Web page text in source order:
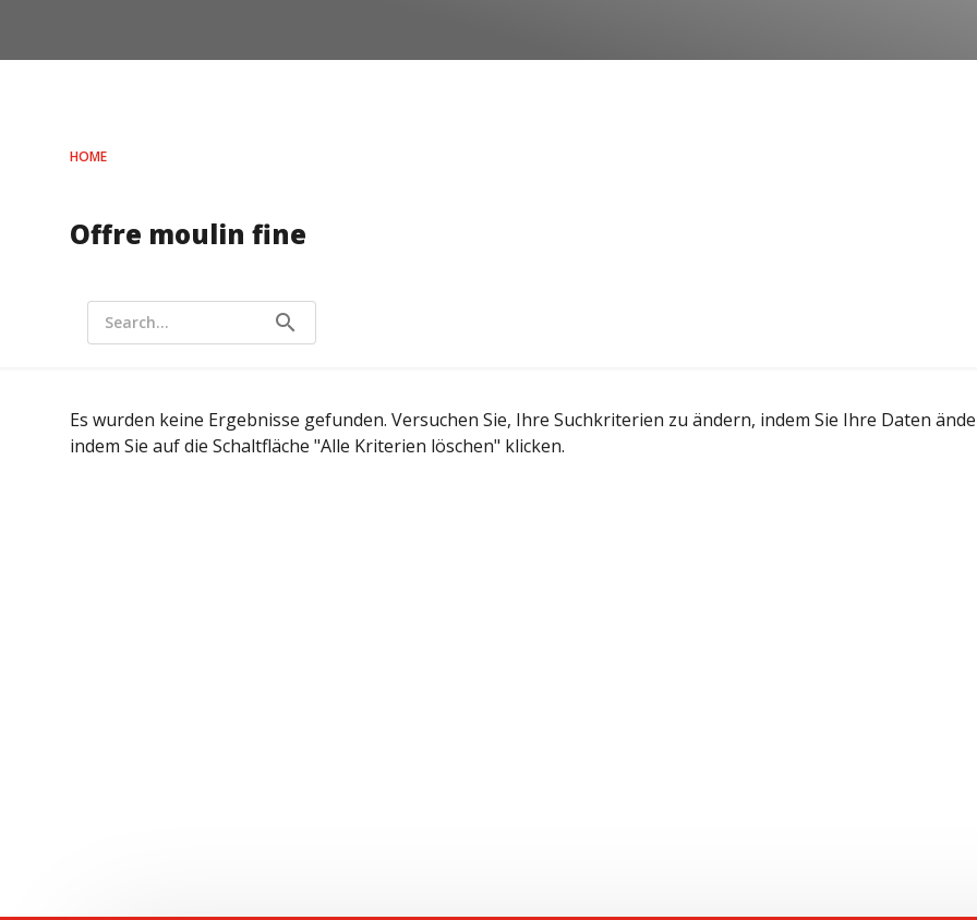
HOME
Offre moulin fine
search
Search...
Es wurden keine Ergebnisse gefunden. Versuchen Sie, Ihre Suchkriterien zu ändern, indem Sie Ihre Daten
indem Sie auf die Schaltfläche "Alle Kriterien löschen" klicken.